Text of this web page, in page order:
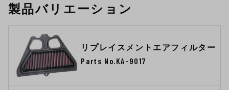
製品バリエーション
リプレイスメントエアフィルター
Parts No.KA-9017